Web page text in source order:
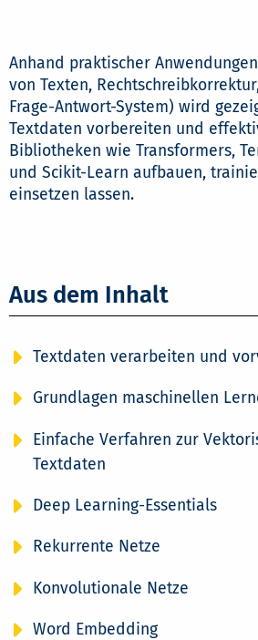
Anhand praktischer
von Texten,
Frage-Antwort-System) wird
Textdaten vorbereiten und
Bibliotheken wie Transformers,
und Scikit-Learn aufbauen,
einsetzen lassen.
Aus dem Inhalt
Textdaten verarbeiten und
Grundlagen maschinellen
Einfache Verfahren zur
Textdaten
Deep Learning-Essentials
Rekurrente Netze
Konvolutionale Netze
Word Embedding